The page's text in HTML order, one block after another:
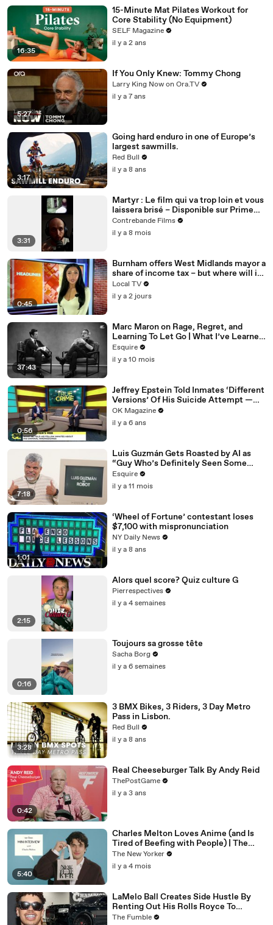
16:35
15-Minute Mat Pilates Workout for
Core Stability (No Equipment)
SELF Magazine
il y a 2 ans
5:27
If You Only Knew: Tommy Chong
Larry King Now on Ora.TV
il y a 7 ans
3:17
Going hard enduro in one of Europe’s
largest sawmills.
Red Bull
il y a 8 ans
3:31
Martyr : Le film qui va trop loin et vous
laissera brisé – Disponible sur Prime
Video
Contrebande Films
il y a 8 mois
0:45
Burnham offers West Midlands mayor a
share of income tax – but where will it
be spent?
Local TV
il y a 2 jours
37:43
Marc Maron on Rage, Regret, and
Learning To Let Go | What I’ve Learned
| Esquire
Esquire
il y a 10 mois
0:56
Jeffrey Epstein Told Inmates ‘Different
Versions’ Of His Suicide Attempt —
Watch
OK Magazine
il y a 6 ans
7:18
Luis Guzmán Gets Roasted by AI as
“Guy Who’s Definitely Seen Some
Things” | Esquire
Esquire
il y a 11 mois
1:01
‘Wheel of Fortune’ contestant loses
$7,100 with mispronunciation
NY Daily News
il y a 8 ans
2:15
Alors quel score? Quiz culture G
Pierrespectives
il y a 4 semaines
0:16
Toujours sa grosse tête
Sacha Borg
il y a 6 semaines
3:28
3 BMX Bikes, 3 Riders, 3 Day Metro
Pass in Lisbon.
Red Bull
il y a 8 ans
0:42
Real Cheeseburger Talk By Andy Reid
ThePostGame
il y a 3 ans
5:40
Charles Melton Loves Anime (and Is
Tired of Beefing with People) | The
New Yorker Mini Interview
The New Yorker
il y a 4 mois
LaMelo Ball Creates Side Hustle By
Renting Out His Rolls Royce To
Women Who Want To FLEX On The
The Fumble